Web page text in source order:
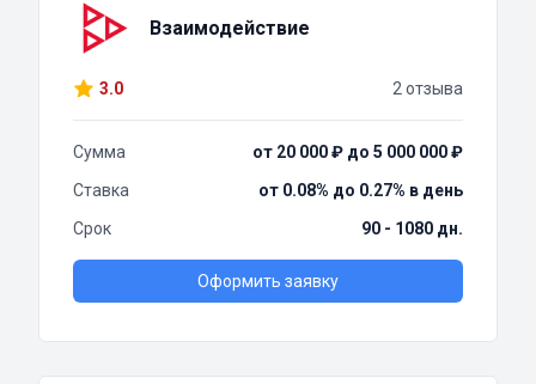
Взаимодействие
3.0 2 отзыва
Сумма
от 20 000 ₽ до 5 000 000 ₽
Ставка
от 0.08% до 0.27% в день
Срок
90 - 1080 дн.
Оформить заявку